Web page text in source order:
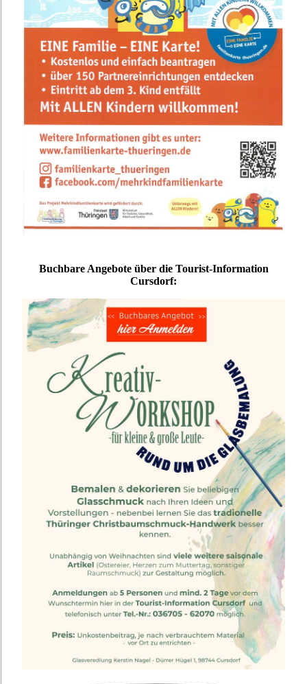
Buchbare Angebote über die Tourist-Information
Cursdorf: